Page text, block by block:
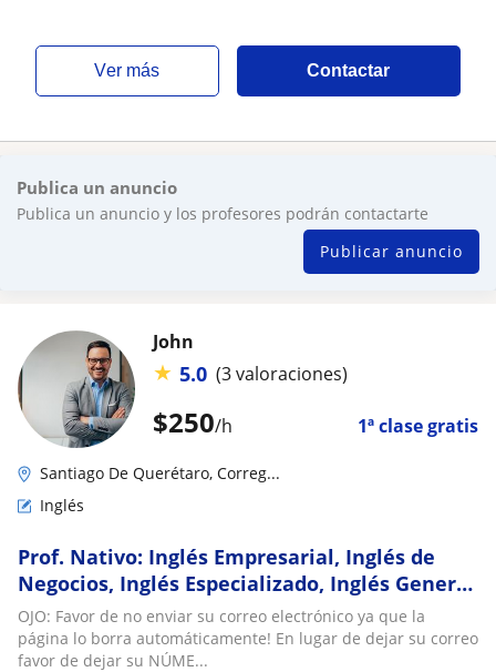
ver más Contactar
Publica un anuncio
Publica un anuncio y los profesores podrán contactarte
Publicar anuncio
$250/h 1ª clase gratis
John
★ 5.0 (3 valoraciones)
Santiago De Querétaro, Correg...
Inglés
Prof. Nativo: Inglés Empresarial, Inglés de
Negocios, Inglés Especializado, Inglés General
e Inglés Básico. clases conversacionales
OJO: Favor de no enviar su correo electrónico ya que la
página lo borra automáticamente! En lugar de dejar su correo
favor de dejar su NÚME...